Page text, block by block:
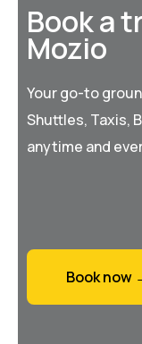
Book a
Mozio
Your go-to
Shuttles, Taxis,
anytime and
Book now